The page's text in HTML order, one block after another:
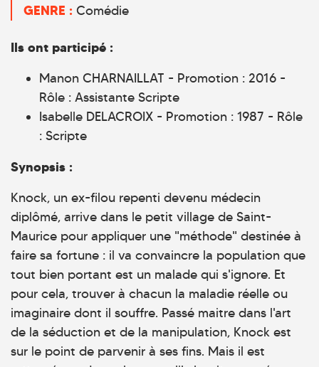
GENRE : Comédie
Ils ont participé :
Manon CHARNAILLAT - Promotion : 2016 -
Rôle : Assistante Scripte
Isabelle DELACROIX - Promotion : 1987 - Rôle
: Scripte
Synopsis :
Knock, un ex-filou repenti devenu médecin
diplômé, arrive dans le petit village de Saint-
Maurice pour appliquer une "méthode" destinée à
faire sa fortune : il va convaincre la population que
tout bien portant est un malade qui s'ignore. Et
pour cela, trouver à chacun la maladie réelle ou
imaginaire dont il souffre. Passé maitre dans l'art
de la séduction et de la manipulation, Knock est
sur le point de parvenir à ses fins. Mais il est